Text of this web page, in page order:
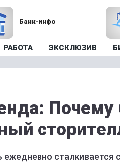
Банк-инфо
РАБОТА ЭКСКЛЮЗИВ
Почему
ежедневно